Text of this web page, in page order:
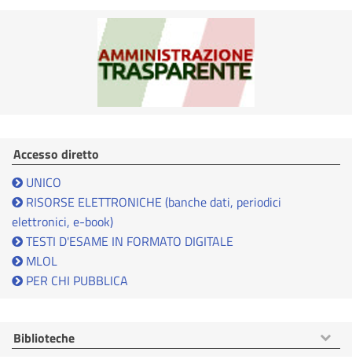
Accesso diretto
UNICO
RISORSE ELETTRONICHE (banche dati, periodici
elettronici, e-book)
TESTI D'ESAME IN FORMATO DIGITALE
MLOL
PER CHI PUBBLICA
Mostra
voci
Biblioteche